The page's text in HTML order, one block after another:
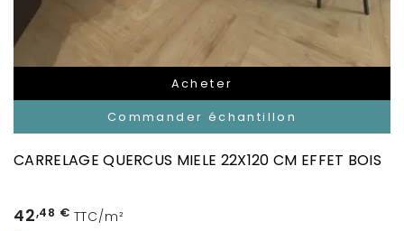
Acheter
Commander échantillon
CARRELAGE QUERCUS MIELE 22X120 CM EFFET BOIS
42,48 € TTC/m²